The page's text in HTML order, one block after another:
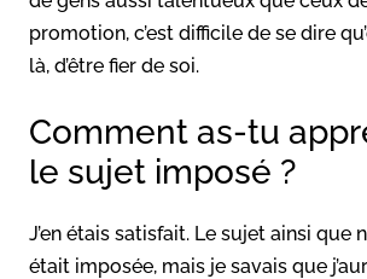
promotion, c’est difficile de se dire
là, d’être fier de soi.
Comment as-tu
le sujet imposé ?
J’en étais satisfait. Le sujet ainsi que
était imposée, mais je savais que